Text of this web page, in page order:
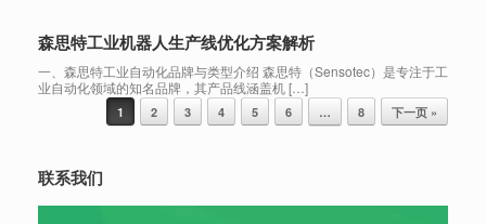
森思特工业机器人生产线优化方案解析
一、森思特工业自动化品牌与类型介绍 森思特（Sensotec）是专注于工
业自动化领域的知名品牌，其产品线涵盖机 […]
Post navigation
1 2 3 4 5 6 … 8 下一页 »
联系我们